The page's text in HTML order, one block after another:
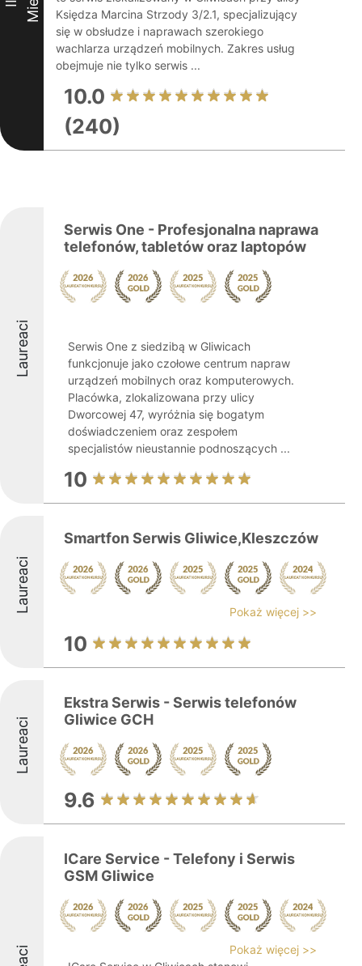
Księdza Marcina Strzody 3/2.1, specjalizujący
się w obsłudze i naprawach szerokiego
wachlarza urządzeń mobilnych. Zakres usług
obejmuje nie tylko serwis ...
10.0
(240)
Laureaci
Serwis One - Profesjonalna naprawa
telefonów, tabletów oraz laptopów
Serwis One z siedzibą w Gliwicach
funkcjonuje jako czołowe centrum napraw
urządzeń mobilnych oraz komputerowych.
Placówka, zlokalizowana przy ulicy
Dworcowej 47, wyróżnia się bogatym
doświadczeniem oraz zespołem
specjalistów nieustannie podnoszących ...
10
Laureaci
Smartfon Serwis Gliwice,Kleszczów
Pokaż więcej >>
10
Laureaci
Ekstra Serwis - Serwis telefonów
Gliwice GCH
9.6
ICare Service - Telefony i Serwis
GSM Gliwice
Pokaż więcej >>